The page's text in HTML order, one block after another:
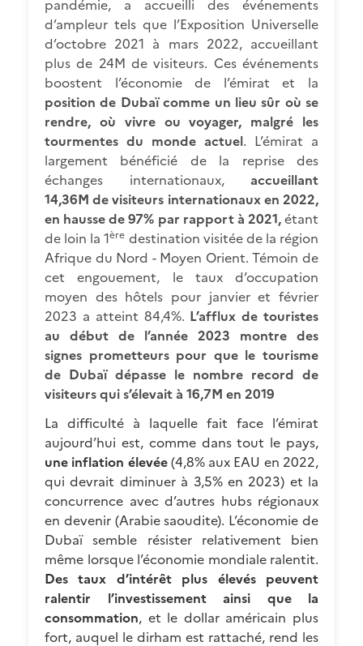
pandémie, a accueilli des événements
d’ampleur tels que l’Exposition Universelle
d’octobre 2021 à mars 2022, accueillant
plus de 24M de visiteurs. Ces événements
boostent l’économie de l’émirat et la
position de Dubaï comme un lieu sûr où se
rendre, où vivre ou voyager, malgré les
tourmentes du monde actuel. L’émirat a
largement bénéficié de la reprise des
échanges internationaux, accueillant
14,36M de visiteurs internationaux en 2022,
en hausse de 97% par rapport à 2021,étant
de loin la 1ère destination visitée de la région
Afrique du Nord - Moyen Orient. Témoin de
cet engouement, le taux d’occupation
moyen des hôtels pour janvier et février
2023 a atteint 84,4%. L’afflux de touristes
au début de l’année 2023 montre des
signes prometteurs pour que le tourisme
de Dubaï dépasse le nombre record de
visiteurs qui s’élevait à 16,7M en 2019
La difficulté à laquelle fait face l’émirat
aujourd’hui est, comme dans tout le pays,
une inflation élevée(4,8% aux EAU en 2022,
qui devrait diminuer à 3,5% en 2023) et la
concurrence avec d’autres hubs régionaux
en devenir (Arabie saoudite). L’économie de
Dubaï semble résister relativement bien
même lorsque l’économie mondiale ralentit.
Des taux d’intérêt plus élevés peuvent
ralentir l’investissement ainsi que la
consommation, et le dollar américain plus
fort, auquel le dirham est rattaché, rend les